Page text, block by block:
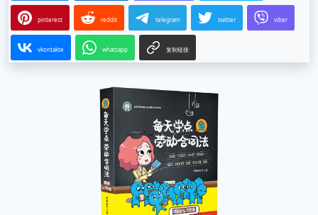
pinterest reddit telegram twitter viber
vkontakte whatsapp 复制链接